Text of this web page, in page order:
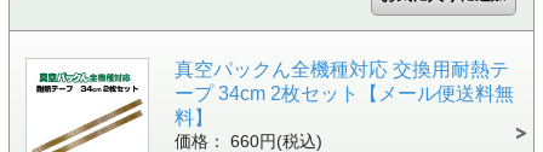
真空パックん全機種対応 交換用耐熱テ
ープ 34cm 2枚セット【メール便送料無
料】
価格： 660円(税込)